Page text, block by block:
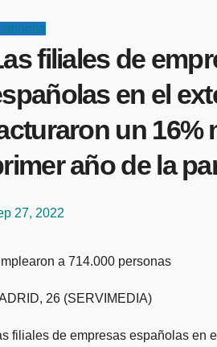
filiales de
en el
un 16%
año de la
27, 2022
a 714.000 personas
26 (SERVIMEDIA)
filiales de empresas españolas en